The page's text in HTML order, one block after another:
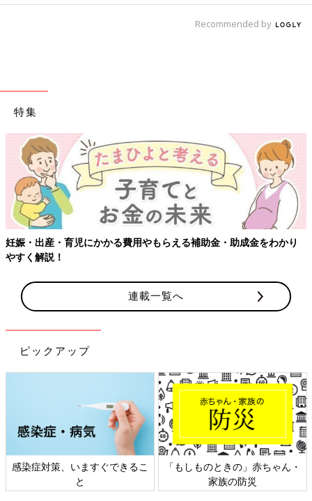
Recommended by
特集
わかり
【ワクチン接種できるものも】妊婦の感染症対策、知っ
連載一覧へ
ピックアップ
赤ちゃん・
日本外来小児科学会リーフレッ
六星占術 細木かお